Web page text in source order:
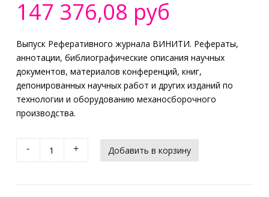
147 376,08 руб
Выпуск Реферативного журнала ВИНИТИ. Рефераты,
аннотации, библиографические описания научных
документов, материалов конференций, книг,
депонированных научных работ и других изданий по
технологии и оборудованию механосборочного
производства.
- +